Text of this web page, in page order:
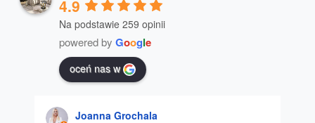
4.9
Na podstawie 259 opinii
powered by Google
oceń nas w
Joanna Grochala